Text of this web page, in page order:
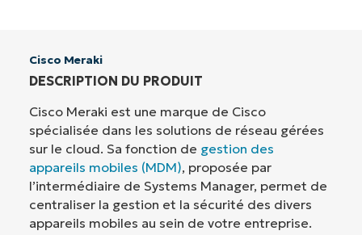
Cisco Meraki
DESCRIPTION DU PRODUIT
Cisco Meraki est une marque de Cisco
spécialisée dans les solutions de réseau gérées
sur le cloud. Sa fonction de gestion des
appareils mobiles (MDM), proposée par
l’intermédiaire de Systems Manager, permet de
centraliser la gestion et la sécurité des divers
appareils mobiles au sein de votre entreprise.